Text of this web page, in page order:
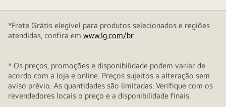
*Frete Grátis elegível para produtos selecionados e regiões
atendidas, confira em www.lg.com/br
* Os preços, promoções e disponibilidade podem variar de
acordo com a loja e online. Preços sujeitos a alteração sem
aviso prévio. As quantidades são limitadas. Verifique com os
revendedores locais o preço e a disponibilidade finais.